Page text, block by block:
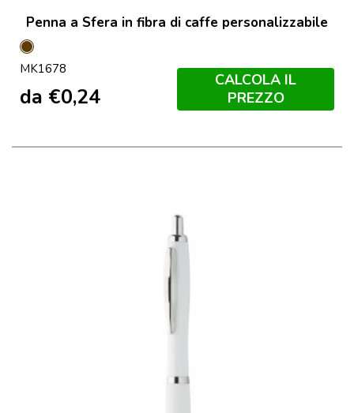
Penna a Sfera in fibra di caffe personalizzabile
Marron
MK1678
da €0,24
CALCOLA IL
PREZZO